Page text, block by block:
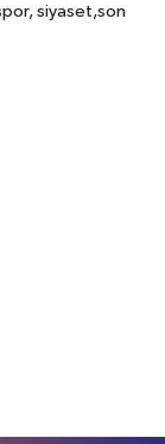
siyaset,son